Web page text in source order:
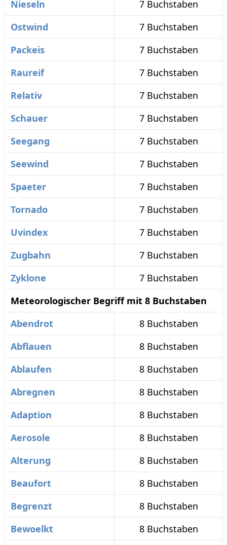
Nieseln
7 Buchstaben
Ostwind
7 Buchstaben
Packeis
7 Buchstaben
Raureif
7 Buchstaben
Relativ
7 Buchstaben
Schauer
7 Buchstaben
Seegang
7 Buchstaben
Seewind
7 Buchstaben
Spaeter
7 Buchstaben
Tornado
7 Buchstaben
Uvindex
7 Buchstaben
Zugbahn
7 Buchstaben
Zyklone
7 Buchstaben
Meteorologischer Begriff mit 8 Buchstaben
Abendrot
8 Buchstaben
Abflauen
8 Buchstaben
Ablaufen
8 Buchstaben
Abregnen
8 Buchstaben
Adaption
8 Buchstaben
Aerosole
8 Buchstaben
Alterung
8 Buchstaben
Beaufort
8 Buchstaben
Begrenzt
8 Buchstaben
Bewoelkt
8 Buchstaben